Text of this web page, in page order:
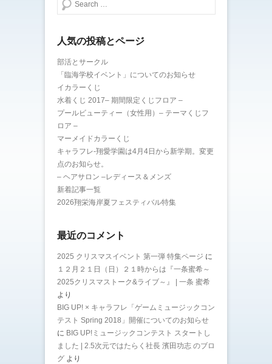
人気の投稿とページ
部活とサークル
「臨海学校イベント」についてのお知らせ
イカラーくじ
水着くじ 2017– 期間限定くじフロア –
プールビューティー（女性用）– テーマくじフ
ロア –
マーメイドカラーくじ
キャラフレ-翔愛学園は4月4日から新学期。変更
点のお知らせ。
– ヘアサロン –レディース＆メンズ
新着記事一覧
2026翔栄海岸夏フェスティバル特集
最近のコメント
2025 クリスマスイベント 第一弾 特集ページ に
１２月２１日（日）２１時からは『一条蜜希～
2025クリスマストーク&ライブ～』 | 一条 蜜希
より
BIG UP! × キャラフレ「ゲームミュージックコン
テスト Spring 2018」開催についてのお知らせ
に BIG UP!ミュージックコンテスト スタートし
ました | 2.5次元ではたらく社長 濱田功志 のブロ
グ より